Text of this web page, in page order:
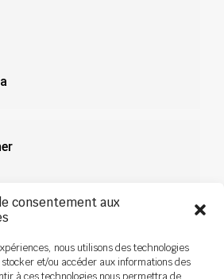
consentement aux
nous utilisons des technologies
et/ou accéder aux informations des